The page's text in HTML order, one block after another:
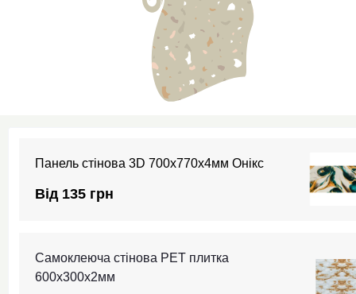
Панель стінова 3D 700х770х4мм Онікс
Від 135 грн
Самоклеюча стінова PET плитка
600х300х2мм